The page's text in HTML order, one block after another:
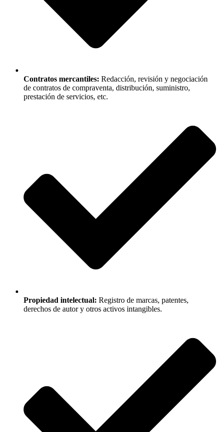
Contratos mercantiles: Redacción, revisión y negociación
de contratos de compraventa, distribución, suministro,
prestación de servicios, etc.
Propiedad intelectual: Registro de marcas, patentes,
derechos de autor y otros activos intangibles.